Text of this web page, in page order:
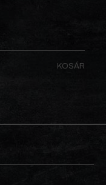
KOSÁR